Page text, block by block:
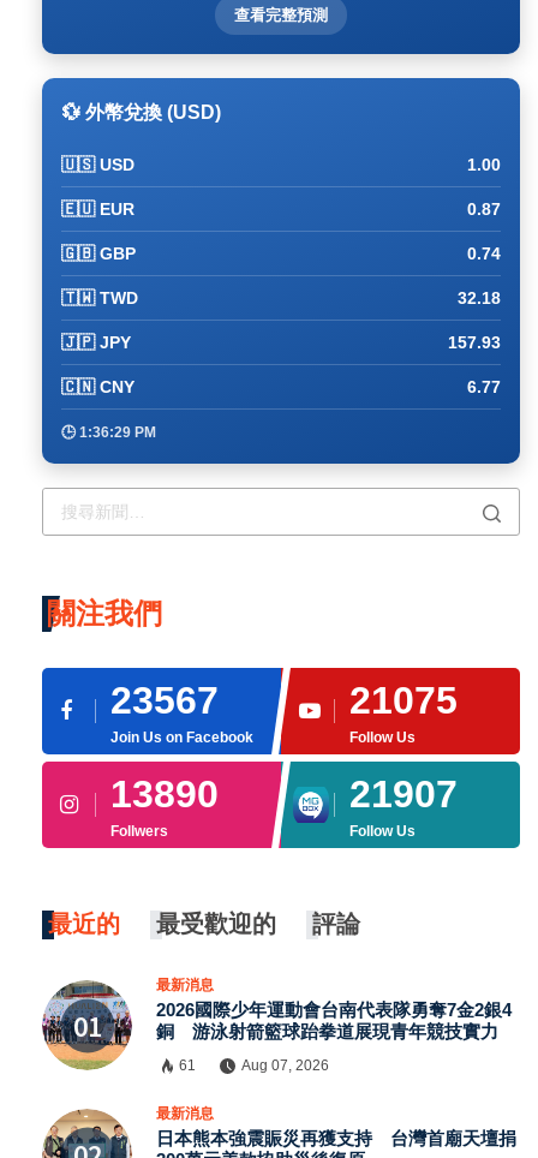
查看完整預測
💱 外幣兌換 (USD)
🇺🇸 USD 1.00
🇪🇺 EUR 0.87
🇬🇧 GBP 0.74
🇹🇼 TWD 32.18
🇯🇵 JPY 157.93
🇨🇳 CNY 6.77
🕒 1:36:40 PM
關注我們
23567
Join Us on Facebook
21075
Follow Us
13890
Follwers
21907
Follow Us
最近的 最受歡迎的 評論
最新消息
2026國際少年運動會台南代表隊勇奪7金2銀4
銅 游泳射箭籃球跆拳道展現青年競技實力
61 Aug 07, 2026
最新消息
日本熊本強震賑災再獲支持 台灣首廟天壇捐
×